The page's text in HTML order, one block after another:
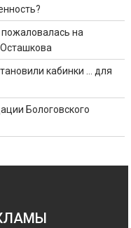
на
кабинки … для
Бологовского